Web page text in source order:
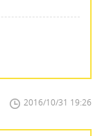
2016/10/31 19:26